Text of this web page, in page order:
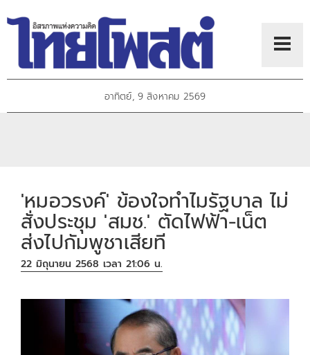
อาทิตย์, 9 สิงหาคม 2569
'หมอวรงค์' ข้องใจทำไมรัฐบาล ไม่
สั่งประชุม 'สมช.' ตัดไฟฟ้า-เน็ต
ส่งไปกัมพูชาเสียที
22 มิถุนายน 2568 เวลา 21:06 น.